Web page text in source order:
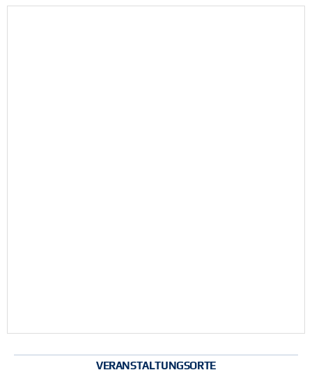
VERANSTALTUNGSORTE